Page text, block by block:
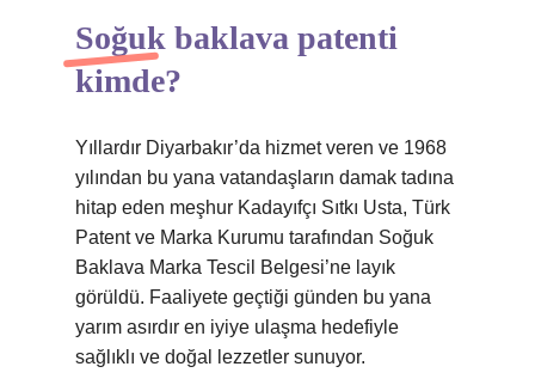
Soğuk baklava patenti
kimde?
Yıllardır Diyarbakır’da hizmet veren ve 1968
yılından bu yana vatandaşların damak tadına
hitap eden meşhur Kadayıfçı Sıtkı Usta, Türk
Patent ve Marka Kurumu tarafından Soğuk
Baklava Marka Tescil Belgesi’ne layık
görüldü. Faaliyete geçtiği günden bu yana
yarım asırdır en iyiye ulaşma hedefiyle
sağlıklı ve doğal lezzetler sunuyor.